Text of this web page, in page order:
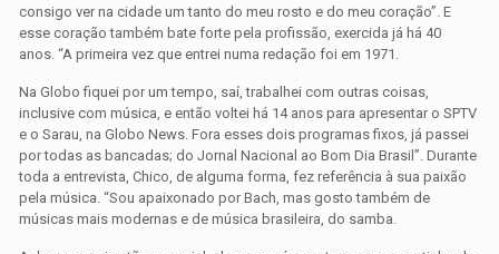
consigo ver na cidade um tanto do meu rosto e do meu coração”. E
esse coração também bate forte pela profissão, exercida já há 40
anos. “A primeira vez que entrei numa redação foi em 1971.
Na Globo fiquei por um tempo, saí, trabalhei com outras coisas,
inclusive com música, e então voltei há 14 anos para apresentar o SPTV
e o Sarau, na Globo News. Fora esses dois programas fixos, já passei
por todas as bancadas; do Jornal Nacional ao Bom Dia Brasil”. Durante
toda a entrevista, Chico, de alguma forma, fez referência à sua paixão
pela música. “Sou apaixonado por Bach, mas gosto também de
músicas mais modernas e de música brasileira, do samba.